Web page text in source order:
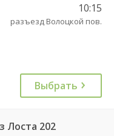
10:15
разъезд Волоцкой пов.
Выбрать
Лоста 202